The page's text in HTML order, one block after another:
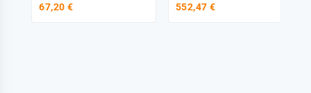
67,20 € 552,47 €